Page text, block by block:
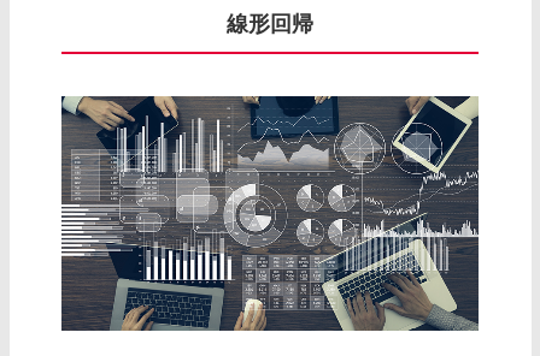
線形回帰